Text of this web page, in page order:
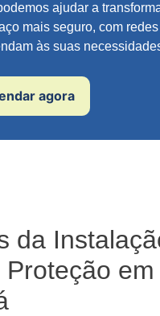
ajudar a
mais seguro, com
às suas
agora
da